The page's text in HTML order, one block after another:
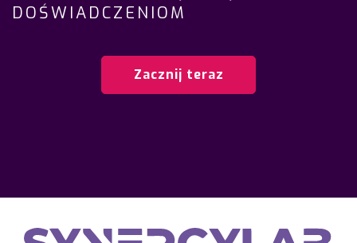
DOŚWIADCZENIOM
Zacznij teraz